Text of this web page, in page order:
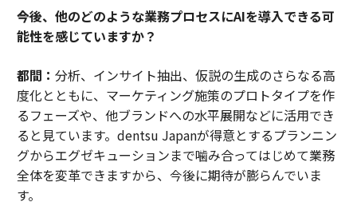
――今後、他のどのような業務プロセスにAIを導入できる可
能性を感じていますか？
都間： 分析、インサイト抽出、仮説の生成のさらなる高
度化とともに、マーケティング施策のプロトタイプを作
るフェーズや、他ブランドへの水平展開などに活用でき
ると見ています。dentsu Japanが得意とするプランニン
グからエグゼキューションまで噛み合ってはじめて業務
全体を変革できますから、今後に期待が膨らんでいま
す。